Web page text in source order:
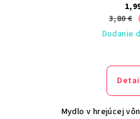
3,80 €
Dodanie
Mydlo v hrejúcej